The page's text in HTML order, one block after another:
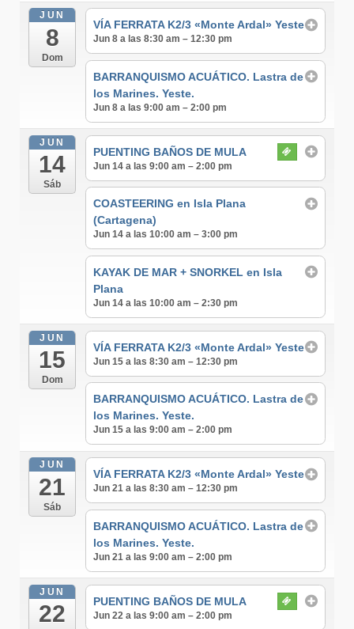
JUN
8
Dom
VÍA FERRATA K2/3 «Monte Ardal» Yeste
Jun 8 a las 8:30 am – 12:30 pm
BARRANQUISMO ACUÁTICO. Lastra de
los Marines. Yeste.
Jun 8 a las 9:00 am – 2:00 pm
JUN
14
Sáb
PUENTING BAÑOS DE MULA
Jun 14 a las 9:00 am – 2:00 pm
COASTEERING en Isla Plana
(Cartagena)
Jun 14 a las 10:00 am – 3:00 pm
KAYAK DE MAR + SNORKEL en Isla
Plana
Jun 14 a las 10:00 am – 2:30 pm
JUN
15
Dom
VÍA FERRATA K2/3 «Monte Ardal» Yeste
Jun 15 a las 8:30 am – 12:30 pm
BARRANQUISMO ACUÁTICO. Lastra de
los Marines. Yeste.
Jun 15 a las 9:00 am – 2:00 pm
JUN
21
Sáb
VÍA FERRATA K2/3 «Monte Ardal» Yeste
Jun 21 a las 8:30 am – 12:30 pm
BARRANQUISMO ACUÁTICO. Lastra de
los Marines. Yeste.
Jun 21 a las 9:00 am – 2:00 pm
JUN
22 PUENTING BAÑOS DE MULA
Jun 22 a las 9:00 am – 2:00 pm